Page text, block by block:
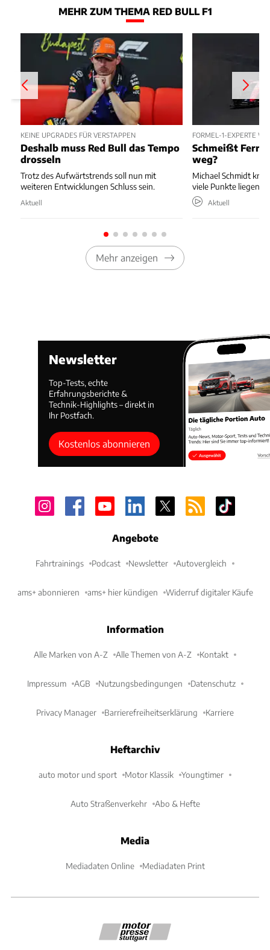
MEHR ZUM THEMA RED BULL F1
KEINE UPGRADES FÜR VERSTAPPEN
Deshalb muss Red Bull das Tempo
drosseln
Trotz des Aufwärtstrends soll nun mit
weiteren Entwicklungen Schluss sein.
Aktuell
FORMEL-1-EXPERTE
Schmeißt
weg?
Michael Schmidt
viele Punkte
Aktuell
Mehr anzeigen
Newsletter
Top-Tests, echte
Erfahrungsberichte &
Technik-Highlights – direkt in
Ihr Postfach.
Kostenlos abonnieren
Angebote
Fahrtrainings Podcast Newsletter Autovergleich
ams+ abonnieren ams+ hier kündigen Widerruf digitaler Käufe
Information
Alle Marken von A-Z Alle Themen von A-Z Kontakt
Impressum AGB Nutzungsbedingungen Datenschutz
Privacy Manager Barrierefreiheitserklärung Karriere
Heftarchiv
auto motor und sport Motor Klassik Youngtimer
Auto Straßenverkehr Abo & Hefte
Media
Mediadaten Online Mediadaten Print